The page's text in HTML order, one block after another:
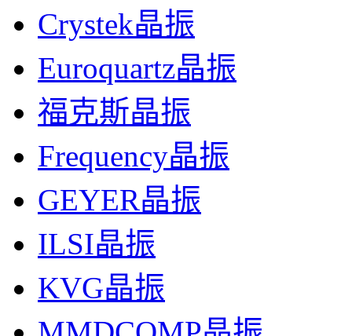
Crystek晶振
Euroquartz晶振
福克斯晶振
Frequency晶振
GEYER晶振
ILSI晶振
KVG晶振